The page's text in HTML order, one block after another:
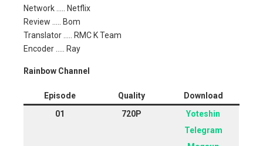
Network ….. Netflix
Review ….. Bom
Translator ….. RMC K Team
Encoder ….. Ray
Rainbow Channel
Episode Quality
Download
01
720P
Yoteshin
Telegram